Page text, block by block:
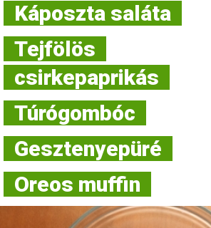
Káposzta saláta
Tejfölös
csirkepaprikás
Túrógombóc
Gesztenyepüré
Oreos muffin